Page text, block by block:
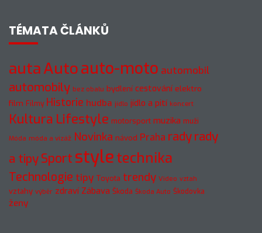
TÉMATA ČLÁNKŮ
autaAutoauto-moto automobil
automobily bez obalu bydlení cestování elektro
film Filmy Historie hudba jídlo jídlo a pití koncert
Kultura Lifestyle motorsport muzika muži
Móda móda a vizáž Novinka návod Praha radyrady
a tipySport styletechnika
Technologie tipy Toyota trendy Video vztah
vztahy výběr zdraví Zábava Škoda Škoda Auto Škodovka
ženy